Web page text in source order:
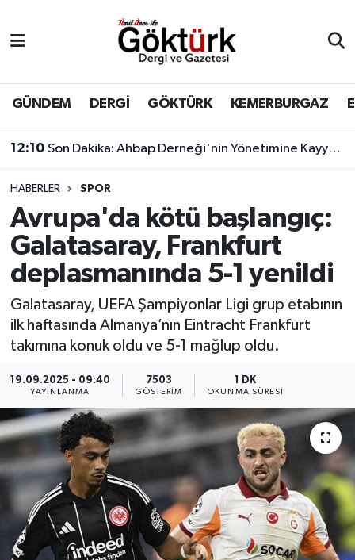
GÜNDEM DERGİ GÖKTÜRK KEMERBURGAZ
12:10 Son Dakika: Ahbap Derneği'nin Yönetimine Kayyum Atandı
HABERLER SPOR
Avrupa'da kötü başlangıç:
Galatasaray, Frankfurt
deplasmanında 5-1 yenildi
Galatasaray, UEFA Şampiyonlar Ligi grup etabının
ilk haftasında Almanya’nın Eintracht Frankfurt
takımına konuk oldu ve 5-1 mağlup oldu.
19.09.2025 - 09:40
YAYINLANMA
7503
GÖSTERIM
1 DK
OKUNMA SÜRESI
BİLİM
DERGİ
DÜNYA
EĞİTİM
EKONOMİ
GÖKTÜRK
GÜNDEM
KEMERBURGAZ
KÜLTÜR - SANAT
MAGAZİN
ÖZEL HABER
SAĞLIK
Eyüpsultan Hava Durumu
Eyüpsultan Trafik Yoğunluk Haritası
Süper Lig Puan Durumu ve Fikstür
Tüm Manşetler
Son Dakika Haberleri
Haber Arşivi